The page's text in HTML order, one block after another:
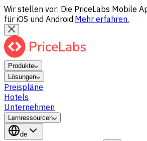
Wir stellen vor: Die PriceLabs Mobile
für iOS und Android.Mehr erfahren.
Produkte
Lösungen
Preispläne
Hotels
Unternehmen
Lernressourcen
de